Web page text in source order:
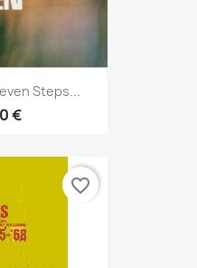
Steps...
€
favorite_border